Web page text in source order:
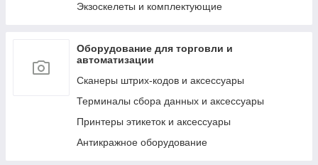
Пляжные надувные матрасы и шезлонги
Обучение плаванию (нарукавники, жилеты и
т.д.)
Надувные игрушки для плавания/катания
электрические и ножные)
Экзоскелеты и комплектующие
Оборудование для торговли и
автоматизации
Сканеры штрих-кодов и аксессуары
Терминалы сбора данных и аксессуары
Принтеры этикеток и аксессуары
Антикражное оборудование